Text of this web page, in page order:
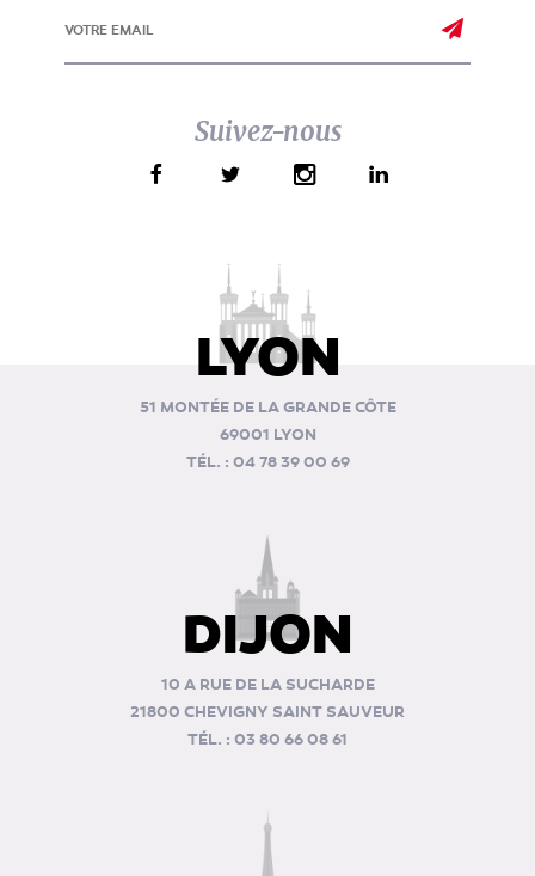
Suivez-nous
LYON
51 MONTÉE DE LA GRANDE CÔTE
69001 LYON
TÉL. : 04 78 39 00 69
DIJON
10 A RUE DE LA SUCHARDE
21800 CHEVIGNY SAINT SAUVEUR
TÉL. : 03 80 66 08 61